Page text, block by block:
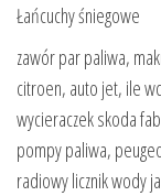
Łańcuchy śniegowe
zawór par paliwa,
citroen, auto jet, ile
wycieraczek skoda
pompy paliwa,
radiowy licznik wody